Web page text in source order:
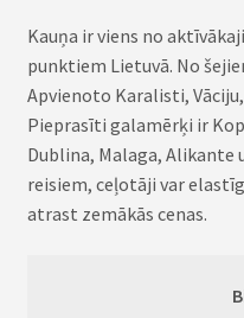
Kauņa ir viens no
punktiem Lietuvā. No
Apvienoto Karalisti,
Pieprasīti galamērķi ir
Dublina, Malaga, Alikante
reisiem, ceļotāji var
atrast zemākās cenas.